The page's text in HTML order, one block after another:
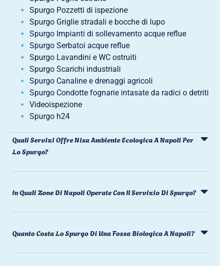
Spurgo Pozzetti di ispezione
Spurgo Griglie stradali e bocche di lupo
Spurgo Impianti di sollevamento acque reflue
Spurgo Serbatoi acque reflue
Spurgo Lavandini e WC ostruiti
Spurgo Scarichi industriali
Spurgo Canaline e drenaggi agricoli
Spurgo Condotte fognarie intasate da radici o detriti
Videoispezione
Spurgo h24
Quali Servizi Offre Nisa Ambiente Ecologica A Napoli Per
Lo Spurgo?
In Quali Zone Di Napoli Operate Con Il Servizio Di Spurgo?
Quanto Costa Lo Spurgo Di Una Fossa Biologica A Napoli?